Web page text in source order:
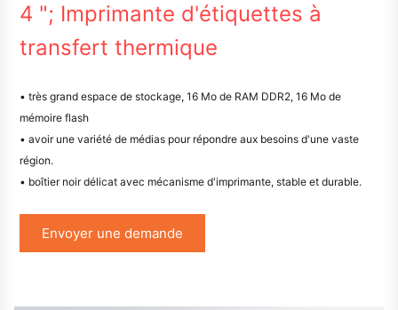
4 "; Imprimante d'étiquettes à
transfert thermique
• très grand espace de stockage, 16 Mo de RAM DDR2, 16 Mo de
mémoire flash
• avoir une variété de médias pour répondre aux besoins d'une vaste
région.
• boîtier noir délicat avec mécanisme d'imprimante, stable et durable.
Envoyer une demande